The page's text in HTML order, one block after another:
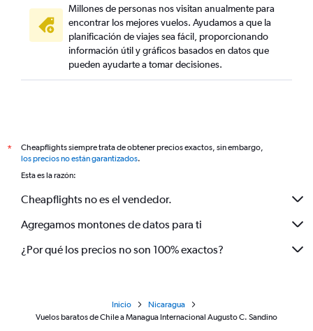
Millones de personas nos visitan anualmente para
encontrar los mejores vuelos. Ayudamos a que la
planificación de viajes sea fácil, proporcionando
información útil y gráficos basados en datos que
pueden ayudarte a tomar decisiones.
*
Cheapflights siempre trata de obtener precios exactos, sin embargo,
los precios no están garantizados.
Esta es la razón:
Cheapflights no es el vendedor.
Agregamos montones de datos para ti
¿Por qué los precios no son 100% exactos?
Inicio
Nicaragua
Vuelos baratos de Chile a Managua Internacional Augusto C. Sandino